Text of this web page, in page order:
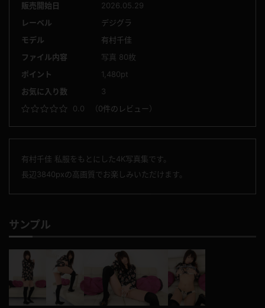
販売開始日
2026.05.29
レーベル
デジグラ
モデル
有村千佳
ファイル内容
写真 80枚
ポイント
1,480pt
お気に入り数
3
0.0
（0件のレビュー）
有村千佳 私服をもとにした4K写真集です。
長辺3840pxの高画質でお楽しみいただけます。
サンプル